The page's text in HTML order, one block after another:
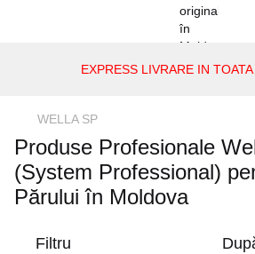
EXPRESS LIVRARE IN
WELLA SP
Produse Profesionale
(System Professional)
Părului în Moldova
Filtru